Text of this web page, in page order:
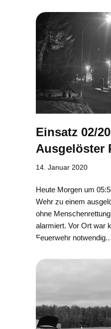
Einsatz 02/
Ausgelöster
14. Januar 2020
Heute Morgen um
Wehr zu einem
ohne
alarmiert. Vor Ort war
Feuerwehr